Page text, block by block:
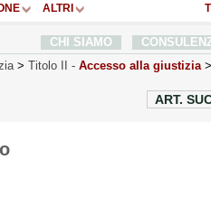
ALTRI
CHI SIAMO
> Titolo II - Accesso alla giustizia >
ART.